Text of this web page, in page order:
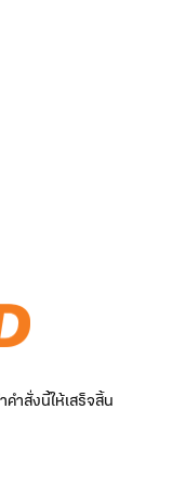
ำสั่งนี้ให้เสร็จสิ้น